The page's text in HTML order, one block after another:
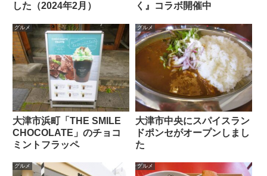
した（2024年2月）
く』コラボ開催中
グルメ
大津市浜町「THE SMILE
CHOCOLATE」のチョコ
ミントフラッペ
グルメ
大津市中央にスパイスラン
ドポンセがオープンしまし
た
グルメ グルメ